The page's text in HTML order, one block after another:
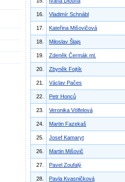
16. Vladimír Schnábl
17. Kateřina Mišovičová
18. Miloslav Šlajs
19. Zdeněk Čermák ml.
20. Zbyněk Fojtík
21. Václav Pačes
22. Petr Honců
23. Veronika Völfelová
24. Martin Fazekaš
25. Josef Kamaryt
26. Martin Mišovič
27. Pavel Zoufalý
28. Pavla Kvasničková